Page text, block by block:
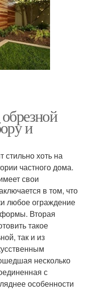
и
стильно хоть на
частного дома.
свои
в том, что
любое ограждение
Вторая
такое
так и из
несколько
с
особенности